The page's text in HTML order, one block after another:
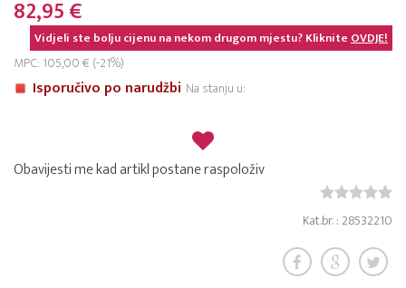
82,95 €
Vidjeli ste bolju cijenu na nekom drugom mjestu? KlikniteOVDJE!
MPC: 105,00 € (-21%)
Isporučivo po narudžbi Na stanju u:
Obavijesti me kad artikl postane raspoloživ
Kat.br. : 28532210